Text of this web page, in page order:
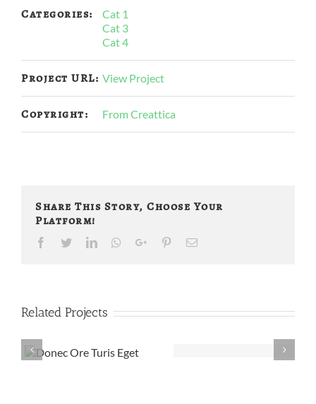
Categories:
Cat 1
Cat 3
Cat 4
Project URL: View Project
Copyright: From Creattica
Share This Story, Choose Your
Platform!
Facebook
TwitterLinkedInWhatsapp
Google+PinterestEmail
Related Projects
Mauris
Fringilla
Nam Viverra